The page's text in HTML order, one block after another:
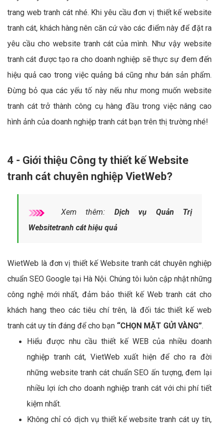
trang web tranh cát nhé. Khi yêu cầu đơn vị thiết kế website
tranh cát, khách hàng nên căn cứ vào các điểm này để đặt ra
yêu cầu cho website tranh cát của mình. Như vậy website
tranh cát được tạo ra cho doanh nghiệp sẽ thực sự đem đến
hiệu quả cao trong việc quảng bá cũng như bán sản phẩm.
Đừng bỏ qua các yếu tố này nếu như mong muốn website
tranh cát trở thành công cụ hàng đầu trong việc nâng cao
hình ảnh của doanh nghiệp tranh cát bạn trên thị trường nhé!
4 - Giới thiệu Công ty thiết kế Website
tranh cát chuyên nghiệp VietWeb?
Xem thêm: Dịch vụ Quản Trị
Websitetranh cát hiệu quả
WietWeb là đơn vị thiết kế Website tranh cát chuyên nghiệp
chuẩn SEO Google tại Hà Nội. Chúng tôi luôn cập nhật những
công nghệ mới nhất, đảm bảo thiết kế Web tranh cát cho
khách hang theo các tiêu chí trên, là đối tác thiết kế web
tranh cát uy tín đáng để cho bạn “CHỌN MẶT GỬI VÀNG”.
Hiểu được nhu cầu thiết kế WEB của nhiều doanh
nghiệp tranh cát, VietWeb xuất hiện để cho ra đời
những website tranh cát chuẩn SEO ấn tượng, đem lại
nhiều lợi ích cho doanh nghiệp tranh cát với chi phí tiết
kiệm nhất.
Không chỉ có dịch vụ thiết kế website tranh cát uy tín,